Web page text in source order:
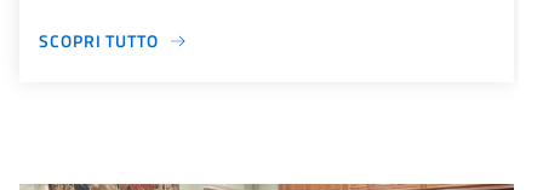
SCOPRI TUTTO